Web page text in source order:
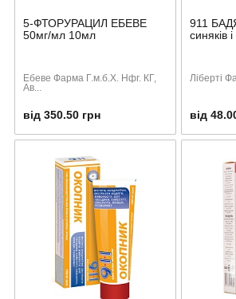
5-ФТОРУРАЦИЛ ЕБЕВЕ
50мг/мл 10мл
Ебеве Фарма Г.м.б.Х. Нфг. КГ,
Ав...
від 350.50 грн
911
синяків
Ліберті
від